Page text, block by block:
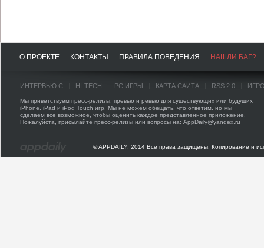
О ПРОЕКТЕ КОНТАКТЫ ПРАВИЛА ПОВЕДЕНИЯ НАШЛИ БАГ?
ИНТЕРВЬЮ С HI-TECH PC ИГРЫ КАРТА САЙТА RSS 2.0
Мы приветствуем пресс-релизы, превью и ревью для существующих или будущих
iPhone, iPad и iPod Touch игр. Мы не можем обещать, что ответим, но мы
сделаем все возможное, чтобы оценить каждое представленное приложение.
Пожалуйста, присылайте пресс-релизы или вопросы на: AppDaily@yandex.ru
© APPDAILY, 2014 Все права защищены. Копирование и